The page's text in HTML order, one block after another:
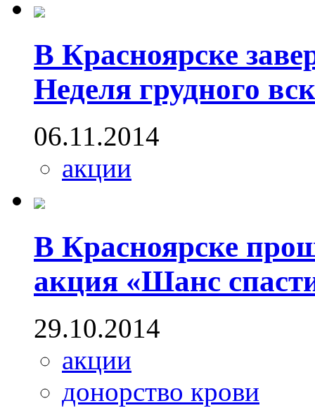
В Красноярске
Неделя грудного
06.11.2014
акции
В Красноярске
акция «Шанс
29.10.2014
акции
донорство крови